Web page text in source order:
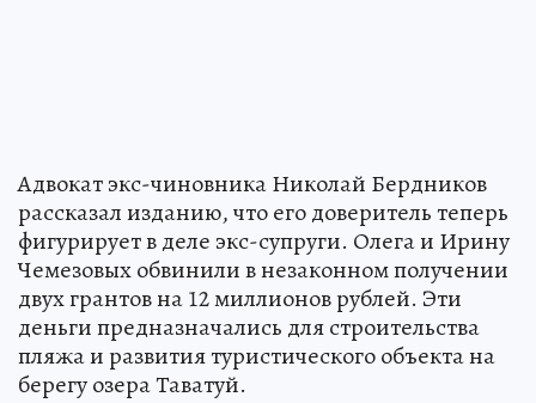
Адвокат экс-чиновника Николай Бердников
рассказал изданию, что его доверитель теперь
фигурирует в деле экс-супруги. Олега и Ирину
Чемезовых обвинили в незаконном получении
двух грантов на 12 миллионов рублей. Эти
деньги предназначались для строительства
пляжа и развития туристического объекта на
берегу озера Таватуй.